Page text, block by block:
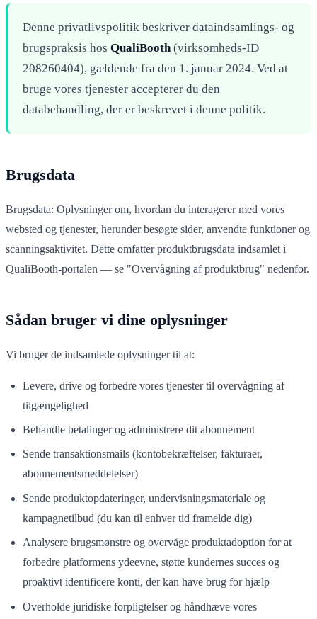
Denne privatlivspolitik beskriver dataindsamlings- og
brugspraksis hos QualiBooth (virksomheds-ID
208260404), gældende fra den 1. januar 2024. Ved at
bruge vores tjenester accepterer du den
databehandling, der er beskrevet i denne politik.
Brugsdata
Brugsdata: Oplysninger om, hvordan du interagerer med vores
websted og tjenester, herunder besøgte sider, anvendte funktioner og
scanningsaktivitet. Dette omfatter produktbrugsdata indsamlet i
QualiBooth-portalen — se "Overvågning af produktbrug" nedenfor.
Sådan bruger vi dine oplysninger
Vi bruger de indsamlede oplysninger til at:
Levere, drive og forbedre vores tjenester til overvågning af
tilgængelighed
Behandle betalinger og administrere dit abonnement
Sende transaktionsmails (kontobekræftelser, fakturaer,
abonnementsmeddelelser)
Sende produktopdateringer, undervisningsmateriale og
kampagnetilbud (du kan til enhver tid framelde dig)
Analysere brugsmønstre og overvåge produktadoption for at
forbedre platformens ydeevne, støtte kundernes succes og
proaktivt identificere konti, der kan have brug for hjælp
Overholde juridiske forpligtelser og håndhæve vores